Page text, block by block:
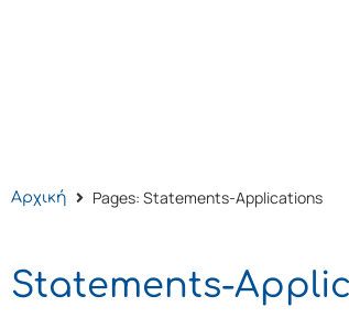
Αρχική Pages: Statements-Applications
Statements-